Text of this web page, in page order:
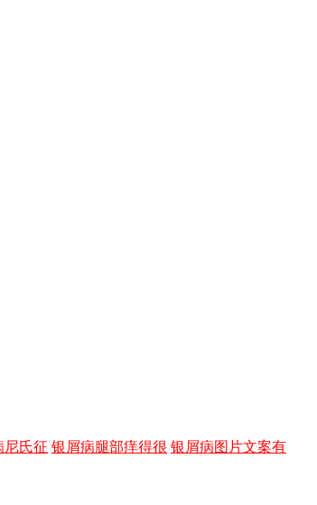
尼氏征 银屑病腿部痒得很 银屑病图片文案有